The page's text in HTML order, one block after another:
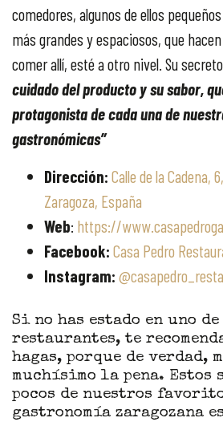
comedores, algunos de ellos
más grandes y espaciosos, que
comer allí, esté a otro nivel. Su
cuidado del producto y su sabor,
protagonista de cada una de
gastronómicas”
Dirección: Calle de la Cadena,
Zaragoza, España
Web: https://
Facebook: Casa Pedro
Instagram:
Si no has estado en uno
restaurantes, te
hagas, porque de verdad,
muchísimo la pena. Estos
pocos de nuestros
gastronomía zaragozana